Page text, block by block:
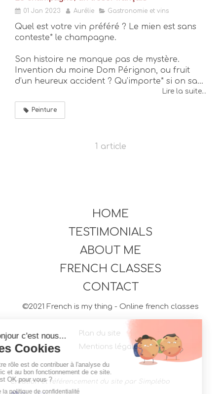
01 Jan 2023 Aurélie Gastronomie et vins
Quel est votre vin préféré ? Le mien est sans
conteste* le champagne.
Son histoire ne manque pas de mystère.
Invention du moine Dom Pérignon, ou fruit
d’un heureux accident ? Qu’importe* si on sa...
Lire la suite...
Peinture
1 article
HOME
TESTIMONIALS
ABOUT ME
FRENCH CLASSES
CONTACT
©2021 French is my thing - Online french classes
Plan du site
Mentions légales
Création et référencement du site par Simplébo